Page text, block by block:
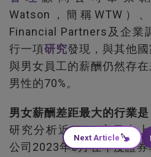
Watson，簡稱WTW）
Financial Partners及企業
行一項研究發現，與其他
與男女員工的薪酬仍然存
男性的70%。
男女薪酬差距最大的行業是
研究分析近2,800家日本
公司2023年6月在年度證
Next Article